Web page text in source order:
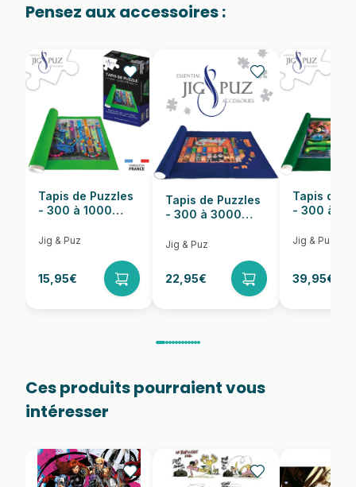
EAN 4005556861446
Nombre de pièces 250 pièces
Dimensions 49 x 36 cm
Pensez aux accessoires :
Tapis de Puzzles
- 300 à 1000
Jig & Puz
15,95€
Tapis de Puzzles
- 300 à 3000
Jig & Puz
22,95€
Tapis de
- 300 à
Jig & Puz
39,95€
Ces produits pourraient vous
intéresser